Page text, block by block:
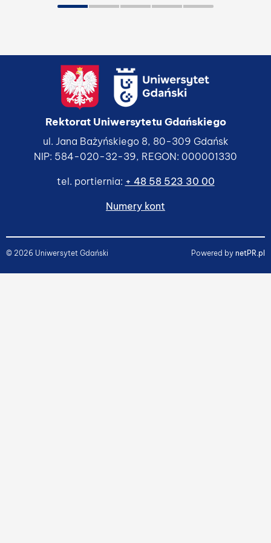
Rektorat Uniwersytetu Gdańskiego
ul. Jana Bażyńskiego 8, 80-309 Gdańsk
NIP: 584-020-32-39, REGON: 000001330
tel. portiernia: + 48 58 523 30 00
Numery kont
© 2026 Uniwersytet Gdański Powered by netPR.pl